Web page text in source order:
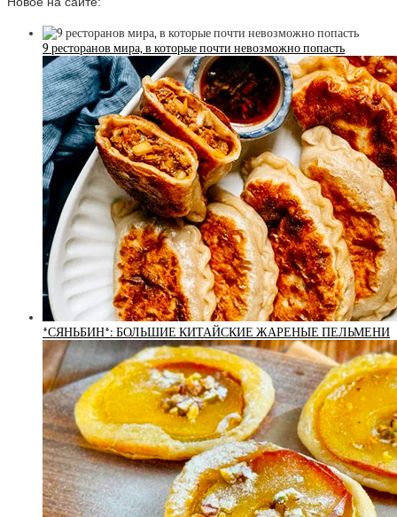
9 ресторанов мира, в которые почти невозможно попасть
*СЯНЬБИН*: БОЛЬШИЕ КИТАЙСКИЕ ЖАРЕНЫЕ ПЕЛЬМЕНИ